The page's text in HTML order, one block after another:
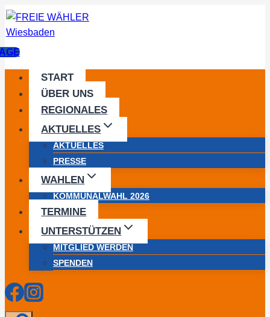
Zum
Inhalt
START
ÜBER UNS
REGIONALES
AKTUELLES
AKTUELLES
PRESSE
WAHLEN
KOMMUNALWAHL 2026
TERMINE
UNTERSTÜTZEN
MITGLIED WERDEN
SPENDEN